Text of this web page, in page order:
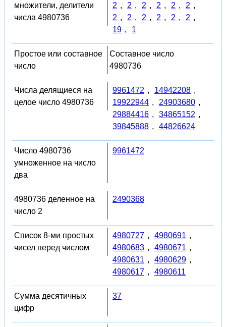
множители, делители
числа 4980736
2 , 2 , 2 , 2 , 2 , 2 ,
2 , 2 , 2 , 2 , 2 , 2 ,
19 , 1
Простое или составное
число
Составное число
4980736
Числа делящиеся на
целое число 4980736
9961472 , 14942208 ,
19922944 , 24903680 ,
29884416 , 34865152 ,
39845888 , 44826624
Число 4980736
умноженное на число
два
9961472
4980736 деленное на
число 2
2490368
Список 8-ми простых
чисел перед числом
4980727 , 4980691 ,
4980683 , 4980671 ,
4980631 , 4980629 ,
4980617 , 4980611
Сумма десятичных
цифр
37